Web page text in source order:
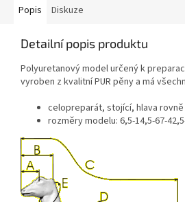
Popis Diskuze
Detailní popis produktu
Polyuretanový model určený k
vyroben z kvalitní PUR pěny a má
celopreparát, stojící, hlava rovně
rozměry modelu: 6,5-14,5-67-